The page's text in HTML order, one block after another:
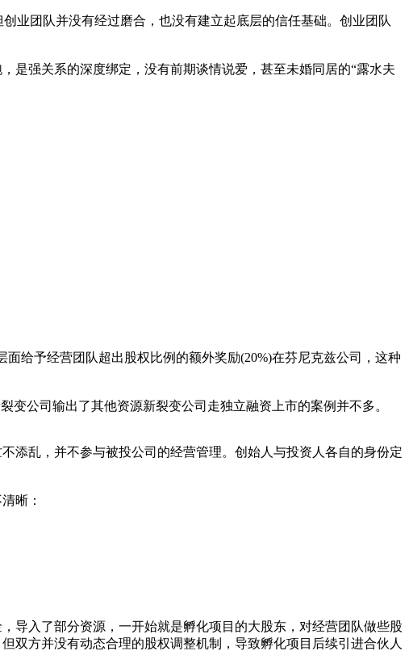
业团队并没有经过磨合，也没有建立起底层的信任基础。创业团队
是强关系的深度绑定，没有前期谈情说爱，甚至未婚同居的“露水夫
给予经营团队超出股权比例的额外奖励(20%)在芬尼克兹公司，这种
公司输出了其他资源新裂变公司走独立融资上市的案例并不多。
添乱，并不参与被投公司的经营管理。创始人与投资人各自的身份定
晰：
导入了部分资源，一开始就是孵化项目的大股东，对经营团队做些股
双方并没有动态合理的股权调整机制，导致孵化项目后续引进合伙人